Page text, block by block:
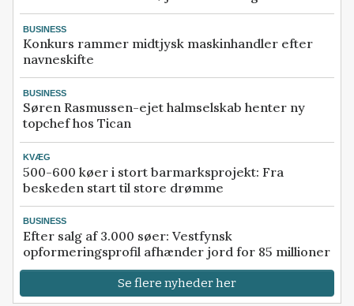
BUSINESS
Konkurs rammer midtjysk maskinhandler efter
navneskifte
BUSINESS
Søren Rasmussen-ejet halmselskab henter ny
topchef hos Tican
KVÆG
500-600 køer i stort barmarksprojekt: Fra
beskeden start til store drømme
BUSINESS
Efter salg af 3.000 søer: Vestfynsk
opformeringsprofil afhænder jord for 85 millioner
Se flere nyheder her